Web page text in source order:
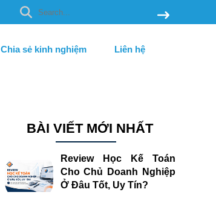
Chia sẻ kinh nghiệm Liên hệ
BÀI VIẾT MỚI NHẤT
Review Học Kế Toán
Cho Chủ Doanh Nghiệp
Ở Đâu Tốt, Uy Tín?